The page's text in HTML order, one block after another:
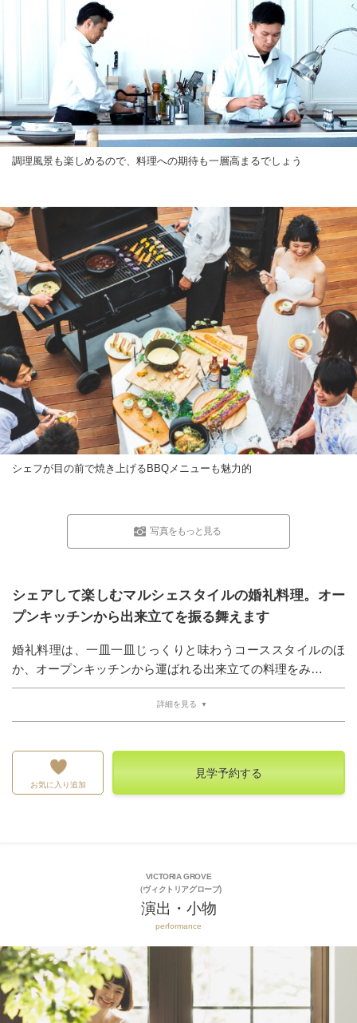
調理風景も楽しめるので、料理への期待も一層高まるでしょう
シェフが目の前で焼き上げるBBQメニューも魅力的
写真をもっと見る
シェアして楽しむマルシェスタイルの婚礼料理。オー
プンキッチンから出来立てを振る舞えます
婚礼料理は、一皿一皿じっくりと味わうコーススタイルのほ
か、オープンキッチンから運ばれる出来立ての料理をみ…
詳細を見る
お気に入り追加
見学予約する
VICTORIA GROVE
（ヴィクトリアグローブ)
演出・小物
performance